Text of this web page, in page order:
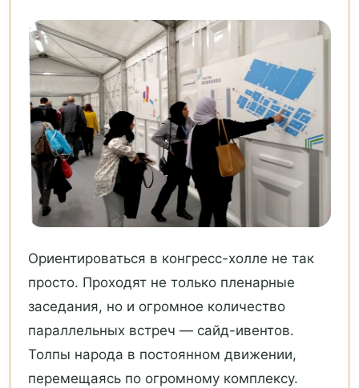
Ориентироваться в конгресс-холле не так
просто. Проходят не только пленарные
заседания, но и огромное количество
параллельных встреч — сайд-ивентов.
Толпы народа в постоянном движении,
перемещаясь по огромному комплексу.